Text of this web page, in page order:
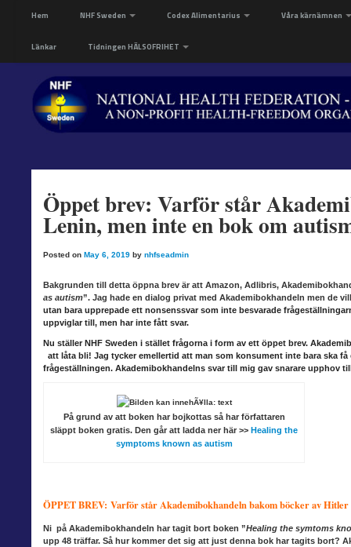
Hem NHF Sweden Codex Alimentarius Våra kärnämnen
Länkar Tidningen HÄLSOFRIHET
Öppet brev: Varför står
Lenin, men inte en bok om
Posted on May 6, 2019 by nhfseadmin
Bakgrunden till detta öppna brev är att Amazon, Adlibris,
as autism”. Jag hade en dialog privat med Akademibokhandeln men de
utan bara upprepade ett nonsenssvar som inte besvarade
uppviglar till, men har inte fått svar.
Nu ställer NHF Sweden i stället frågorna i form av ett öppet brev.
att låta bli! Jag tycker emellertid att man som konsument inte bara ska
frågeställningen. Akademibokhandelns svar till mig gav snarare upphov
På grund av att boken har bojkottas så har författaren
släppt boken gratis. Den går att ladda ner här >> Healing the
symptoms known as autism
ÖPPET BREV: Varför står Akademibokhandeln bakom böcker av Hitler
Ni på Akademibokhandeln har tagit bort boken ”Healing the symtoms
upp 48 träffar. Så hur kommer det sig att just denna bok har tagits bort?